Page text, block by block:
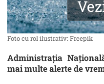
Foto cu rol ilustrativ: Freepik
Administrația
mai multe alerte de